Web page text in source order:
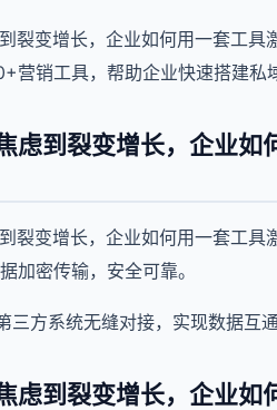
裂变增长，企业如何用一套工具
销工具，帮助企业快速搭建私
虑到裂变增长，企业如
裂变增长，企业如何用一套工具
加密传输，安全可靠。
方系统无缝对接，实现数据互通
虑到裂变增长，企业如